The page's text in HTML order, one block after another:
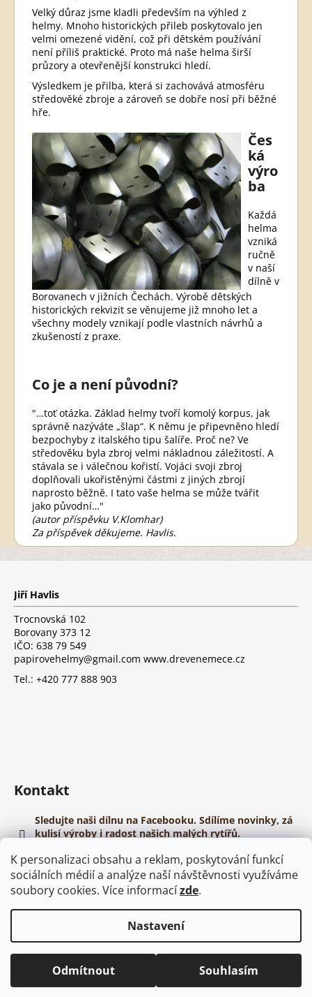
K personalizaci obsahu a reklam, poskytování funkcí
sociálních médií a analýze naší návštěvnosti využíváme
soubory cookies. Více informacízde.
Nastavení
Odmítnout Souhlasím
Velký důraz jsme kladli především na výhled z
helmy. Mnoho historických přileb poskytovalo jen
velmi omezené vidění, což při dětském používání
není příliš praktické. Proto má naše helma širší
průzory a otevřenější konstrukci hledí.
Výsledkem je přilba, která si zachovává atmosféru
středověké zbroje a zároveň se dobře nosí při běžné
hře.
Čes
ká
výro
ba
Každá
helma
vzniká
ručně
v naší
dílně v
Borovanech v jižních Čechách. Výrobě dětských
historických rekvizit se věnujeme již mnoho let a
všechny modely vznikají podle vlastních návrhů a
zkušeností z praxe.
Co je a není původní?
"…toť otázka. Základ helmy tvoří komolý korpus, jak
správně nazýváte „šlap“. K němu je připevněno hledí
bezpochyby z italského tipu šalíře. Proč ne? Ve
středověku byla zbroj velmi nákladnou záležitostí. A
stávala se i válečnou kořistí. Vojáci svoji zbroj
doplňovali ukořistěnými částmi z jiných zbrojí
naprosto běžně. I tato vaše helma se může tvářit
jako původní…"
(autor příspěvku V.Klomhar)
Za příspěvek děkujeme. Havlis.
Z
Jiří Havlis
Trocnovská 102
Borovany 373 12
IČO: 638 79 549
papirovehelmy@gmail.com www.drevenemece.cz
Tel.: +420 777 888 903
Kontakt
Sledujte naši dílnu na Facebooku. Sdílíme novinky, zá
kulisí výroby i radost našich malých rytířů.
Copyright 2026Dřevěné meče. Všechna práva vyhrazena.
Upravit nastavení cookies